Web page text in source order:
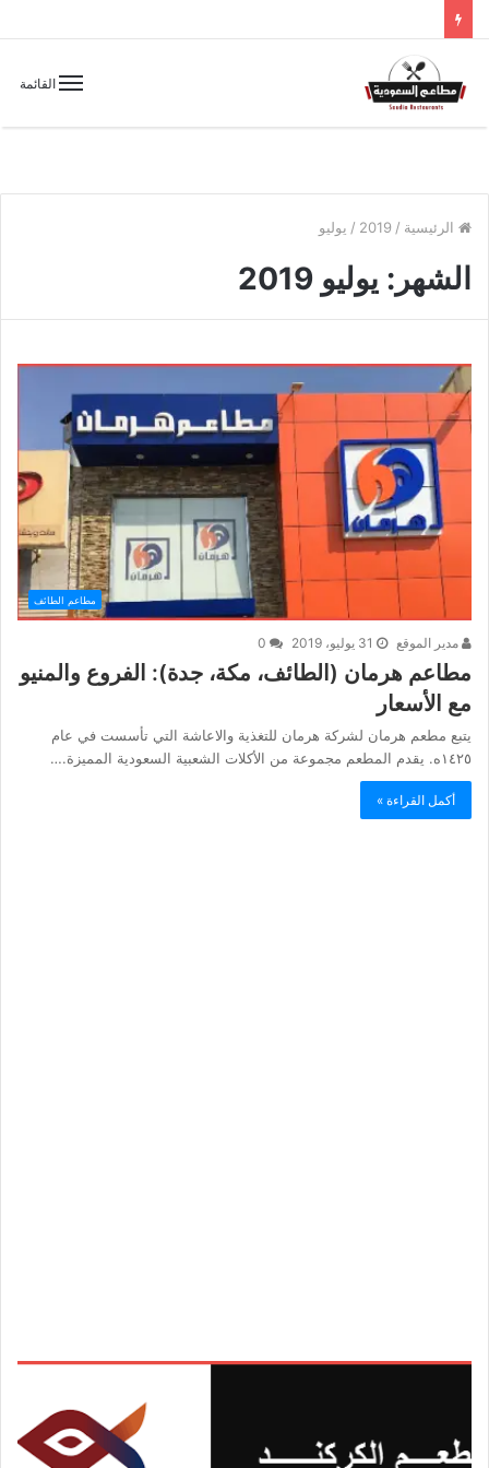
القائمة
الرئيسية /
2019
/ يوليو
الشهر: يوليو 2019
مطاعم الطائف
مدير الموقع 31 يوليو، 2019
مطاعم هرمان (الطائف، مكة، جدة): الفروع والمنيو
مع الأسعار
يتبع مطعم هرمان لشركة هرمان للتغذية والاعاشة التي تأسست في عام
١٤٢٥ه. يقدم المطعم مجموعة من الأكلات الشعبية السعودية المميزة.…
أكمل القراءة »